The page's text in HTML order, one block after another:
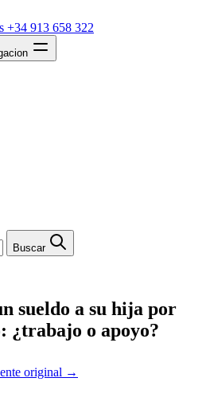
+34 913 658 322
Buscar
sueldo a su hija por
¿trabajo o apoyo?
original →